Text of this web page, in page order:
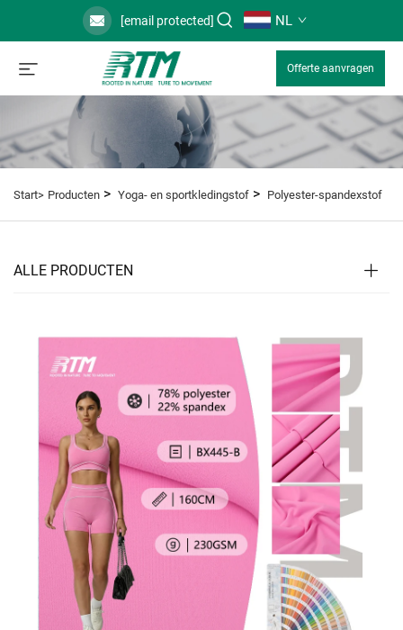
[email protected] NL
Offerte aanvragen
Start> Producten > Yoga- en sportkledingstof > Polyester-spandexstof
ALLE PRODUCTEN